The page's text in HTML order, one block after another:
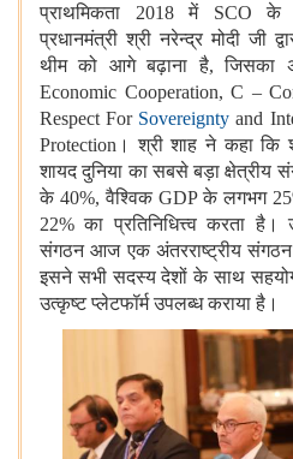
प्राथमिकता 2018 में SCO
प्रधानमंत्री श्री नरेन्द्र मोदी जी
थीम को आगे बढ़ाना है, जिसका
Economic Cooperation, C –
Respect For Sovereignty and
Protection। श्री शाह ने कहा कि
शायद दुनिया का सबसे बड़ा
के 40%, वैश्विक GDP के लगभग
22% का प्रतिनिधित्त्व करता
संगठन आज एक अंतरराष्ट्रीय
इसने सभी सदस्य देशों के साथ
उत्‍कृष्‍ट प्‍लेटफॉर्म उपलब्ध कराया है।